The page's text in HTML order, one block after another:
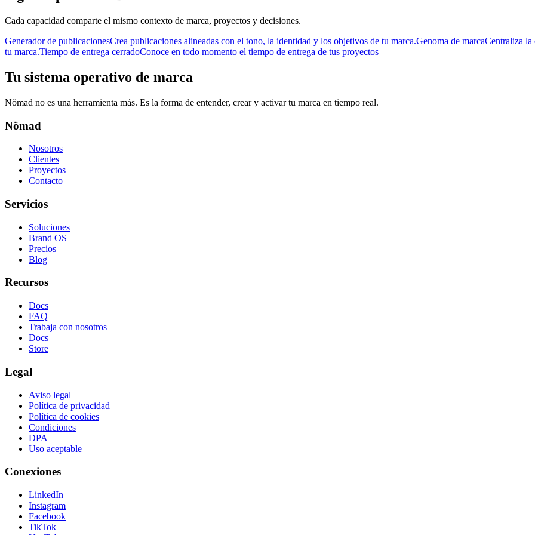
Cada capacidad comparte el mismo contexto de marca, proyectos y decisiones.
Generador de publicacionesCrea publicaciones alineadas con el tono, la identidad y los objetivos de tu marca.Genoma de marcaCentraliza la
tu marca.Tiempo de entrega cerradoConoce en todo momento el tiempo de entrega de tus proyectos
Tu sistema operativo de marca
Nömad no es una herramienta más. Es la forma de entender, crear y activar tu marca en tiempo real.
Nömad
Nosotros
Clientes
Proyectos
Contacto
Servicios
Soluciones
Brand OS
Precios
Blog
Recursos
Docs
FAQ
Trabaja con nosotros
Docs
Store
Legal
Aviso legal
Política de privacidad
Política de cookies
Condiciones
DPA
Uso aceptable
Conexiones
LinkedIn
Instagram
Facebook
TikTok